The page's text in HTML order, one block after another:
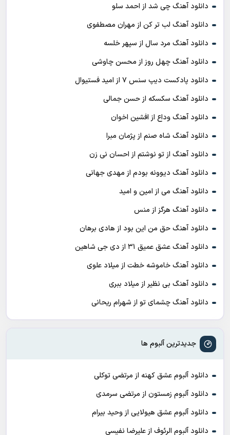
دانلود آهنگ چی شد از احمد سلو
دانلود آهنگ لب تر کن از مهران مصطفوی
دانلود آهنگ مرد سال از سپهر خلسه
دانلود آهنگ چهل روز از محسن چاوشی
دانلود پادکست ديپ سنس ۷ از اميد فستيوال
دانلود آهنگ سکسکه از حسن جمالی
دانلود آهنگ وداع از افشين اخوان
دانلود آهنگ شاه صنم از پژمان مبرا
دانلود آهنگ از تو نوشتم از احسان نی زن
دانلود آهنگ دیوونه بودم از مهدی جهانی
دانلود آهنگ می از امین و امید
دانلود آهنگ هرگز از منس
دانلود آهنگ حق من این بود از هادی برهان
دانلود آهنگ عشق عمیق ۳۱ از دی جی شاهین
دانلود آهنگ خاموشه خطت از میلاد علوی
دانلود آهنگ بی نظیر از میلاد ببری
دانلود آهنگ چشمای تو از شهرام ریحانی
جدیدترین آلبوم ها
دانلود آلبوم عشق کهنه از مرتضی توکلی
دانلود آلبوم زمستون از مرتضی سرمدی
دانلود آلبوم عشق هیولایی از وحید بیرام
دانلود آلبوم الرئوف از علیرضا نفیسی